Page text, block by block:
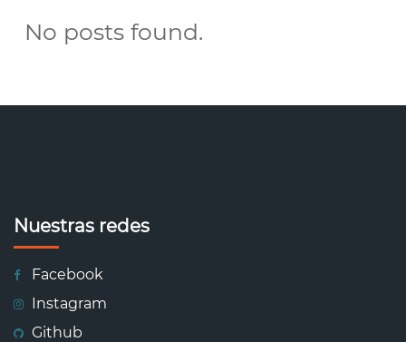
No posts found.
Nuestras redes
Facebook
Instagram
Github